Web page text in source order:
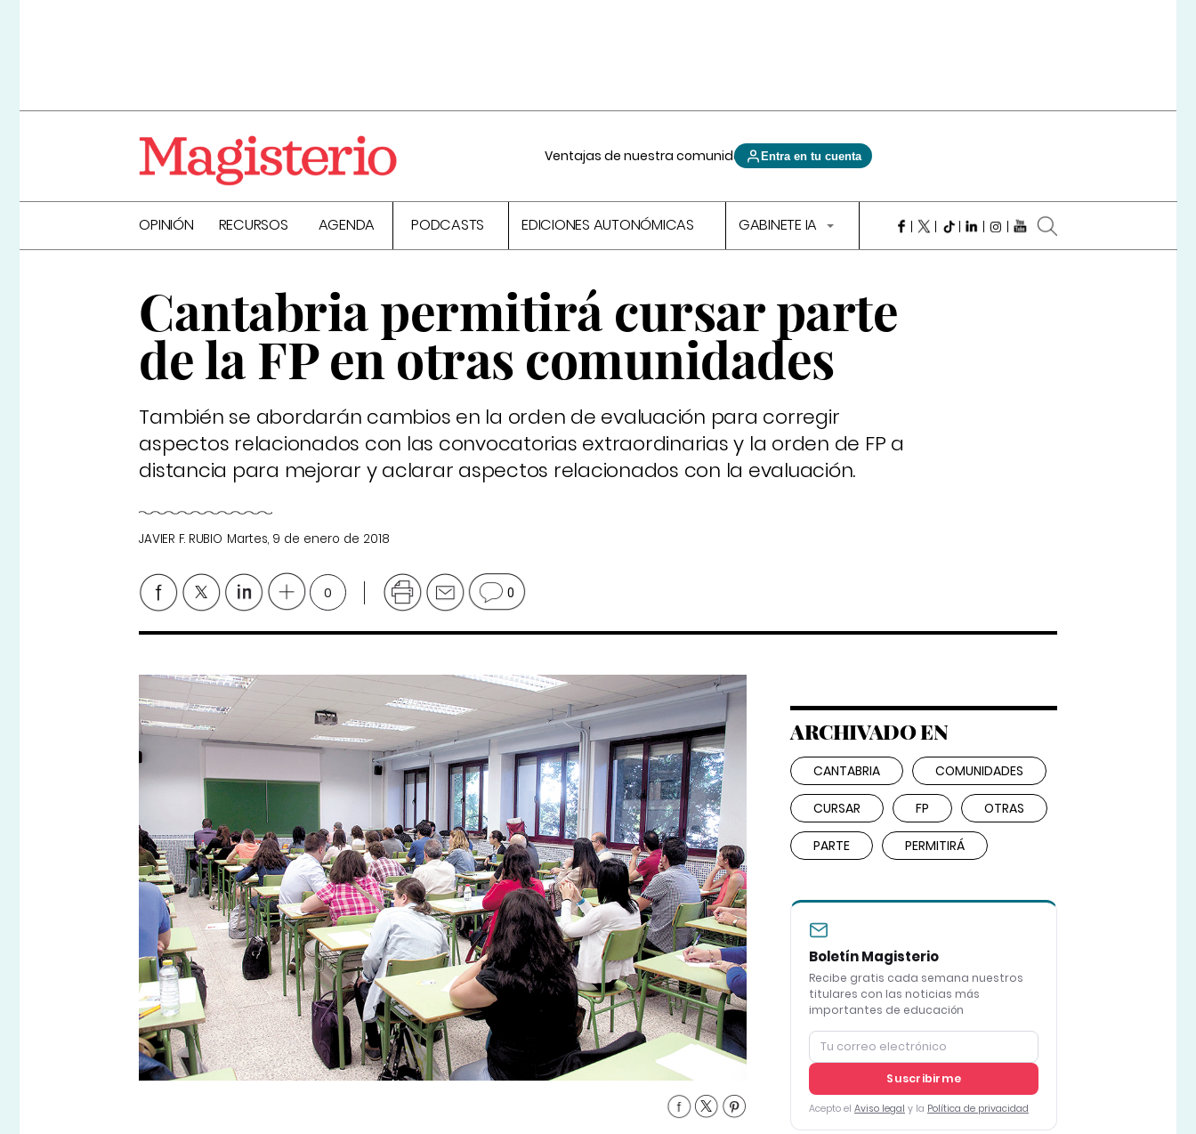
Ventajas de nuestra comunidad Entra en tu cuenta
OPINIÓN RECURSOS AGENDA PODCASTS EDICIONES AUTONÓMICAS GABINETE IA
Cantabria permitirá cursar parte
de la FP en otras comunidades
También se abordarán cambios en la orden de evaluación para corregir
aspectos relacionados con las convocatorias extraordinarias y la orden de FP a
distancia para mejorar y aclarar aspectos relacionados con la evaluación.
JAVIER F. RUBIO Martes, 9 de enero de 2018
0 0
ARCHIVADO EN
CANTABRIA COMUNIDADES
CURSAR FP OTRAS
PARTE PERMITIRÁ
Boletín Magisterio
Recibe gratis cada semana nuestros
titulares con las noticias más
importantes de educación
Suscribirme
Acepto el Aviso legal y la Política de privacidad